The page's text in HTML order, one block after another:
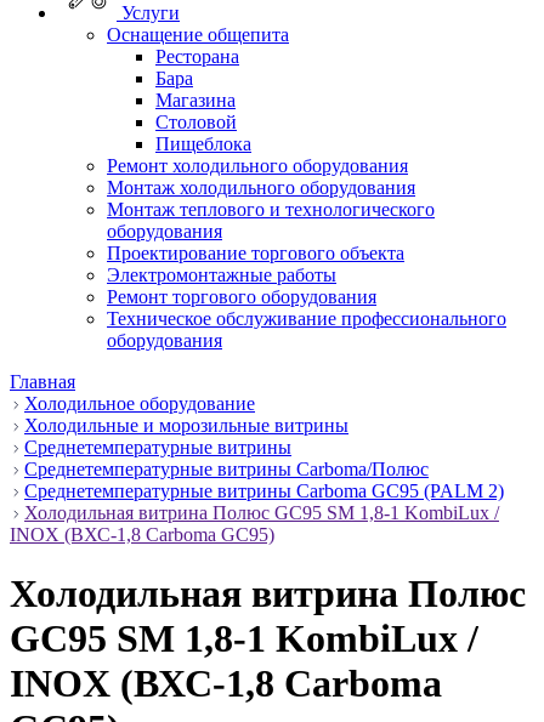
Услуги
Оснащение общепита
Ресторана
Бара
Магазина
Столовой
Пищеблока
Ремонт холодильного оборудования
Монтаж холодильного оборудования
Монтаж теплового и технологического
оборудования
Проектирование торгового объекта
Электромонтажные работы
Ремонт торгового оборудования
Техническое обслуживание профессионального
оборудования
Главная
Холодильное оборудование
Холодильные и морозильные витрины
Среднетемпературные витрины
Среднетемпературные витрины Carboma/Полюс
Среднетемпературные витрины Carboma GC95 (PALM 2)
Холодильная витрина Полюс GC95 SM 1,8-1 KombiLux /
INOX (ВХС-1,8 Carboma GC95)
Холодильная витрина Полюс
GC95 SM 1,8-1 KombiLux /
INOX (ВХС-1,8 Carboma